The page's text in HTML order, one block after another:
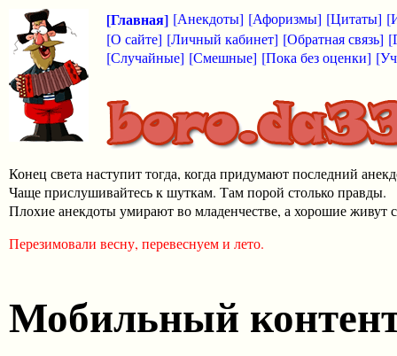
[Главная] [Анекдоты] [Афоризмы] [Цитаты]
[О сайте] [Личный кабинет] [Обратная связь]
[Случайные] [Смешные] [Пока без оценки]
Конец света наступит тогда, когда придумают последний
Чаще прислушивайтесь к шуткам. Там порой столько правды.
Плохие анекдоты умирают во младенчестве, а хорошие живут
Перезимовали весну, перевеснуем и лето.
Мобильный